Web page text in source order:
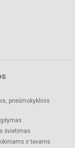
priešmokyklinis
švietimas
ir tėvams